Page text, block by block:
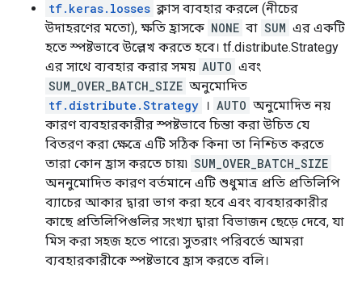
attr {
  key: "_cardinality"
  value {
    i: 10000
attr {
  key: "is_files"
  value {
    b: false
attr {
  key: "metadata"
  value {
    s: "\n\024TensorSliceDataset:3"
tf.keras.losses ক্লাস ব্যবহার করলে (নীচের
উদাহরণের মতো), ক্ষতি হ্রাসকে NONE বা SUM এর একটি
হতে স্পষ্টভাবে উল্লেখ করতে হবে। tf.distribute.Strategy
এর সাথে ব্যবহার করার সময় AUTO এবং
SUM_OVER_BATCH_SIZE অনুমোদিত
tf.distribute.Strategy । AUTO অনুমোদিত নয়
কারণ ব্যবহারকারীর স্পষ্টভাবে চিন্তা করা উচিত যে
বিতরণ করা ক্ষেত্রে এটি সঠিক কিনা তা নিশ্চিত করতে
তারা কোন হ্রাস করতে চায়৷ SUM_OVER_BATCH_SIZE
অননুমোদিত কারণ বর্তমানে এটি শুধুমাত্র প্রতি প্রতিলিপি
ব্যাচের আকার দ্বারা ভাগ করা হবে এবং ব্যবহারকারীর
কাছে প্রতিলিপিগুলির সংখ্যা দ্বারা বিভাজন ছেড়ে দেবে, যা
মিস করা সহজ হতে পারে৷ সুতরাং পরিবর্তে আমরা
ব্যবহারকারীকে স্পষ্টভাবে হ্রাস করতে বলি।